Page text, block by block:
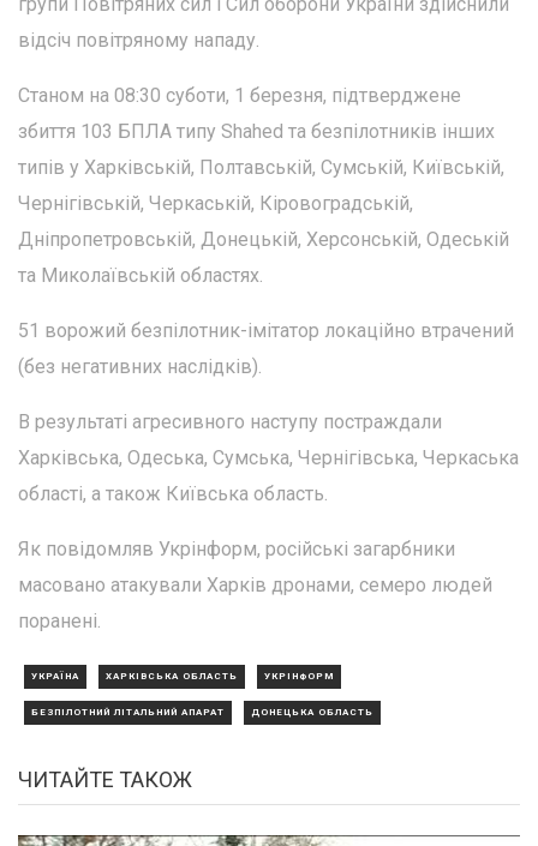
відсіч повітряному нападу.
Станом на 08:30 суботи, 1 березня, підтверджене
збиття 103 БПЛА типу Shahed та безпілотників інших
типів у Харківській, Полтавській, Сумській, Київській,
Чернігівській, Черкаській, Кіровоградській,
Дніпропетровській, Донецькій, Херсонській, Одеській
та Миколаївській областях.
51 ворожий безпілотник-імітатор локаційно втрачений
(без негативних наслідків).
В результаті агресивного наступу постраждали
Харківська, Одеська, Сумська, Чернігівська, Черкаська
області, а також Київська область.
Як повідомляв Укрінформ, російські загарбники
масовано атакували Харків дронами, семеро людей
поранені.
УКРАЇНА ХАРКІВСЬКА ОБЛАСТЬ УКРІНФОРМ
БЕЗПІЛОТНИЙ ЛІТАЛЬНИЙ АПАРАТ ДОНЕЦЬКА ОБЛАСТЬ
ЧИТАЙТЕ ТАКОЖ